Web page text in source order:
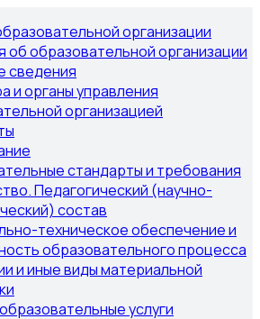
организации
об образовательной организации
сведения
и органы управления
организацией
стандарты и требования
Педагогический (научно-
состав
техническое обеспечение и
образовательного процесса
и иные виды материальной
услуги